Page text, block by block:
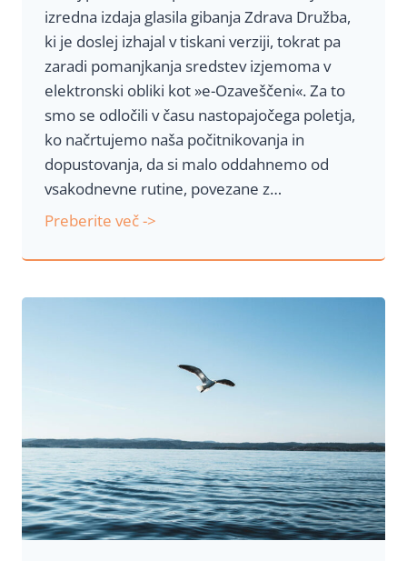
a
a
f
e
r
a
izredna izdaja glasila gibanja Zdrava Družba,
ki je doslej izhajal v tiskani verziji, tokrat pa
zaradi pomanjkanja sredstev izjemoma v
elektronski obliki kot »e-Ozaveščeni«. Za to
smo se odločili v času nastopajočega poletja,
ko načrtujemo naša počitnikovanja in
dopustovanja, da si malo oddahnemo od
vsakodnevne rutine, povezane z…
Preberite več ->
a
l
k
a
g
l